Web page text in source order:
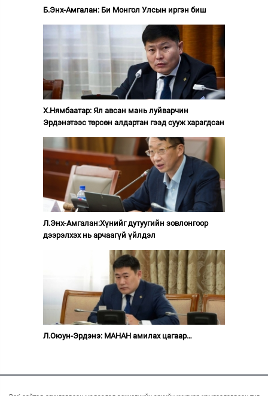
Б.Энх-Амгалан: Би Монгол Улсын иргэн биш
Х.Нямбаатар: Ял авсан мань луйварчин
Эрдэнэтээс төрсөн алдартан гээд сууж харагдсан
Л.Энх-Амгалан:Хүнийг дутуугийн зовлонгоор
дээрэлхэх нь арчаагүй үйлдэл
Л.Оюун-Эрдэнэ: МАНАН амилах цагаар…